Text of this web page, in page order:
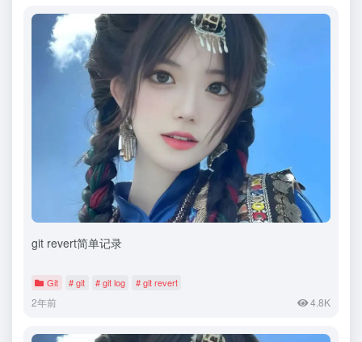
git revert简单记录
Git # git # git log # git revert
2年前 4.8K